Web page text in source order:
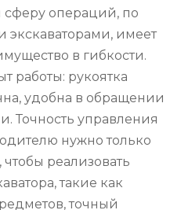
сферу операций, по
имеет
в гибкости.
работы: рукоятка
удобна в обращении
Точность управления
нужно только
чтобы реализовать
такие как
точный